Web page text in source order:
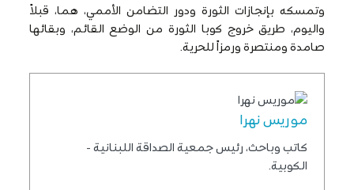
وتمسكه بإنجازات الثورة ودور التضامن الأممي، هما، قبلاً
واليوم، طريق خروج كوبا الثورة من الوضع القائم، وبقائها
صامدة ومنتصرة ورمزاً للحرية.
موريس نهرا
كاتب وباحث، رئيس جمعية الصداقة اللبنانية -
الكوبية.